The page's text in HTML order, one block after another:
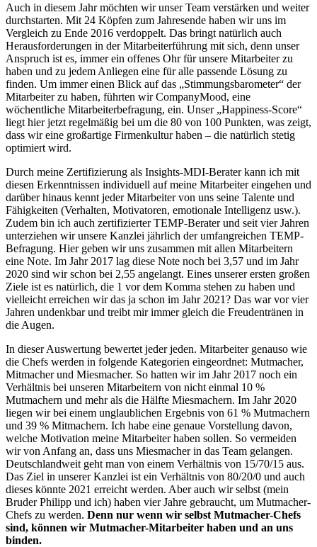
Auch in diesem Jahr möchten wir unser Team verstärken und weiter
durchstarten. Mit 24 Köpfen zum Jahresende haben wir uns im
Vergleich zu Ende 2016 verdoppelt. Das bringt natürlich auch
Herausforderungen in der Mitarbeiterführung mit sich, denn unser
Anspruch ist es, immer ein offenes Ohr für unsere Mitarbeiter zu
haben und zu jedem Anliegen eine für alle passende Lösung zu
finden. Um immer einen Blick auf das „Stimmungsbarometer“ der
Mitarbeiter zu haben, führten wir CompanyMood, eine
wöchentliche Mitarbeiterbefragung, ein. Unser „Happiness-Score“
liegt hier jetzt regelmäßig bei um die 80 von 100 Punkten, was zeigt,
dass wir eine großartige Firmenkultur haben – die natürlich stetig
optimiert wird.
Durch meine Zertifizierung als Insights-MDI-Berater kann ich mit
diesen Erkenntnissen individuell auf meine Mitarbeiter eingehen und
darüber hinaus kennt jeder Mitarbeiter von uns seine Talente und
Fähigkeiten (Verhalten, Motivatoren, emotionale Intelligenz usw.).
Zudem bin ich auch zertifizierter TEMP-Berater und seit vier Jahren
unterziehen wir unsere Kanzlei jährlich der umfangreichen TEMP-
Befragung. Hier geben wir uns zusammen mit allen Mitarbeitern
eine Note. Im Jahr 2017 lag diese Note noch bei 3,57 und im Jahr
2020 sind wir schon bei 2,55 angelangt. Eines unserer ersten großen
Ziele ist es natürlich, die 1 vor dem Komma stehen zu haben und
vielleicht erreichen wir das ja schon im Jahr 2021? Das war vor vier
Jahren undenkbar und treibt mir immer gleich die Freudentränen in
die Augen.
In dieser Auswertung bewertet jeder jeden. Mitarbeiter genauso wie
die Chefs werden in folgende Kategorien eingeordnet: Mutmacher,
Mitmacher und Miesmacher. So hatten wir im Jahr 2017 noch ein
Verhältnis bei unseren Mitarbeitern von nicht einmal 10 %
Mutmachern und mehr als die Hälfte Miesmachern. Im Jahr 2020
liegen wir bei einem unglaublichen Ergebnis von 61 % Mutmachern
und 39 % Mitmachern. Ich habe eine genaue Vorstellung davon,
welche Motivation meine Mitarbeiter haben sollen. So vermeiden
wir von Anfang an, dass uns Miesmacher in das Team gelangen.
Deutschlandweit geht man von einem Verhältnis von 15/70/15 aus.
Das Ziel in unserer Kanzlei ist ein Verhältnis von 80/20/0 und auch
dieses könnte 2021 erreicht werden. Aber auch wir selbst (mein
Bruder Philipp und ich) haben vier Jahre gebraucht, um Mutmacher-
Chefs zu werden. Denn nur wenn wir selbst Mutmacher-Chefs
sind, können wir Mutmacher-Mitarbeiter haben und an uns
binden.